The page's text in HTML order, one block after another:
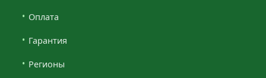
Оплата
Гарантия
Регионы